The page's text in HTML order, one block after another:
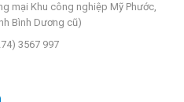
mại Khu công nghiệp Mỹ Phước,
Bình Dương cũ)
3567 997